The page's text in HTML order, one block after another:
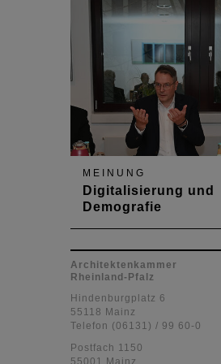
und Finanzministerin
Ahnen zum Gespräch
MEINUNG
Digitalisierung und
Demografie
Schweitzer, Minister für
Soziales,
wurden Chancen und
zunehmenden
Architektenkammer
Rheinland-Pfalz
Hindenburgplatz 6
55118 Mainz
Telefon (06131) / 99 60-0
Postfach 1150
55001 Mainz